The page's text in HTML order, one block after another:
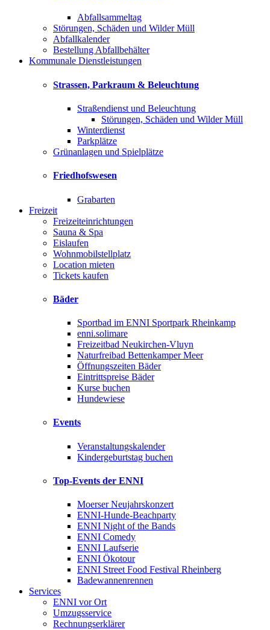
Abfallsammeltag
Störungen, Schäden und Wilder Müll
Abfallkalender
Bestellung Abfallbehälter
Kommunale Dienstleistungen
Strassen, Parkraum & Beleuchtung
Straßendienst und Beleuchtung
Störungen, Schäden und Wilder Müll
Winterdienst
Parkplätze
Grünanlagen und Spielplätze
Friedhofswesen
Grabarten
Freizeit
Freizeiteinrichtungen
Sauna & Spa
Eislaufen
Wohnmobilstellplatz
Location mieten
Tickets kaufen
Bäder
Sportbad im ENNI Sportpark Rheinkamp
enni.solimare
Freizeitbad Neukirchen-Vluyn
Naturfreibad Bettenkamper Meer
Öffnungszeiten Bäder
Eintrittspreise Bäder
Kurse buchen
Hundewiese
Events
Veranstaltungskalender
Kindergeburtstag buchen
Top-Events der ENNI
Moerser Neujahrskonzert
ENNI-Hunde-Beachparty
ENNI Night of the Bands
ENNI Comedy
ENNI Laufserie
ENNI Ökotour
ENNI Street Food Festival Rheinberg
Badewannenrennen
Services
ENNI vor Ort
Umzugsservice
Rechnungserklärer